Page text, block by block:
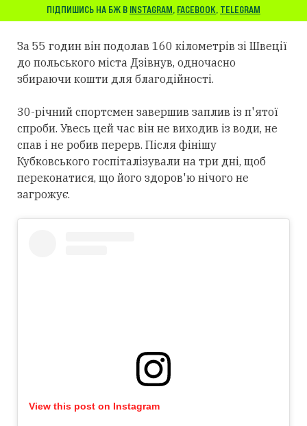
ПІДПИШИСЬ НА БЖ В INSTAGRAM, FACEBOOK, TELEGRAM
За 55 годин він подолав 160 кілометрів зі Швеції
до польського міста Дзівнув, одночасно
збираючи кошти для благодійності.
30-річний спортсмен завершив заплив із п'ятої
спроби. Увесь цей час він не виходив із води, не
спав і не робив перерв. Після фінішу
Кубковського госпіталізували на три дні, щоб
переконатися, що його здоров'ю нічого не
загрожує.
View this post on Instagram